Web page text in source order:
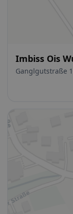
Imbiss Ois
Ganglgutstraße